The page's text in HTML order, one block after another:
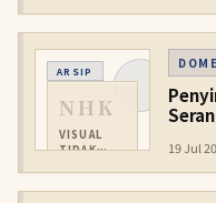
ARSIP
NHK
VISUAL
TIDAK
19 Jul